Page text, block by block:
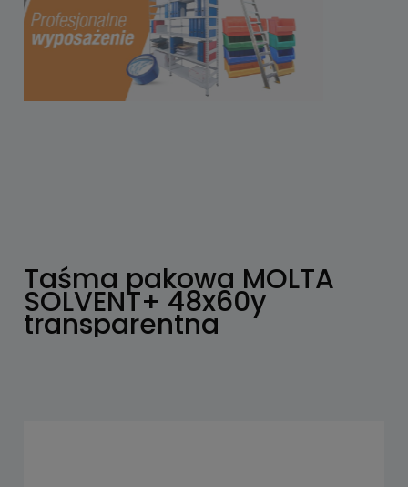
Taśma pakowa MOLTA
SOLVENT+ 48x60y
transparentna